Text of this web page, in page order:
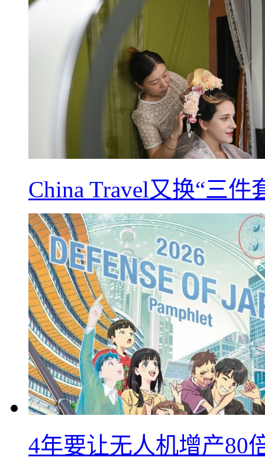
China Travel又换“三
4年要让无人机增产80